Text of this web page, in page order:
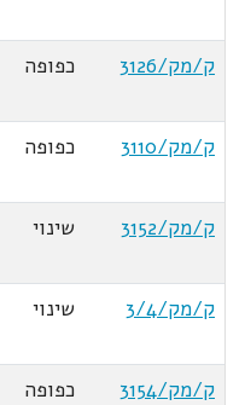
ק/מק/3126
כפופה
ק/מק/3110
כפופה
ק/מק/3152
שינוי
ק/מק/3/4
שינוי
ק/מק/3154
כפופה